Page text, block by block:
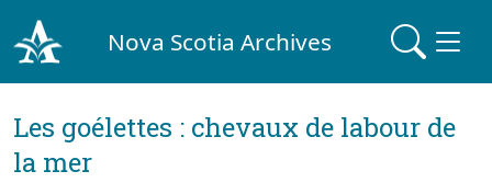
Nova Scotia Archives
Les goélettes : chevaux de labour de
la mer